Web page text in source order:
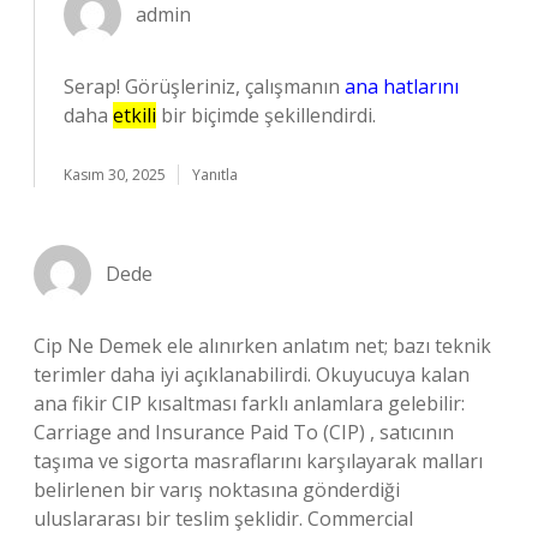
admin
Serap! Görüşleriniz, çalışmanın ana hatlarını
daha etkili bir biçimde şekillendirdi.
Kasım 30, 2025 Yanıtla
Dede
Cip Ne Demek ele alınırken anlatım net; bazı teknik
terimler daha iyi açıklanabilirdi. Okuyucuya kalan
ana fikir CIP kısaltması farklı anlamlara gelebilir:
Carriage and Insurance Paid To (CIP) , satıcının
taşıma ve sigorta masraflarını karşılayarak malları
belirlenen bir varış noktasına gönderdiği
uluslararası bir teslim şeklidir. Commercial